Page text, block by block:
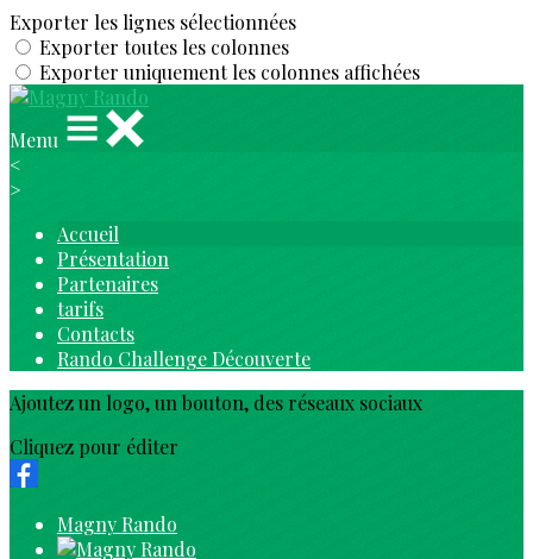
Exporter les lignes sélectionnées
Exporter toutes les colonnes
Exporter uniquement les colonnes affichées
Menu
<
>
Accueil
Présentation
Partenaires
tarifs
Contacts
Rando Challenge Découverte
Ajoutez un logo, un bouton, des réseaux sociaux
Cliquez pour éditer
Magny Rando